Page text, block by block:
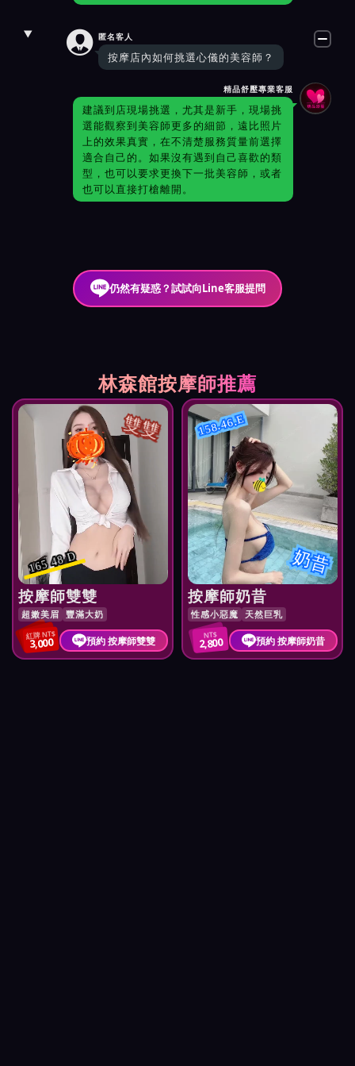
 匿名客人
按摩店內如何挑選心儀的美容師？
精品舒壓專業客服
建議到店現場挑選，尤其是新手，現場挑
選能觀察到美容師更多的細節，遠比照片
上的效果真實，在不清楚服務質量前選擇
適合自己的。如果沒有遇到自己喜歡的類
型，也可以要求更換下一批美容師，或者
也可以直接打槍離開。
仍然有疑惑？試試向Line客服提問
林森館按摩師推薦
雙雙
165 48 D
按摩師雙雙
超嫩美眉 豐滿大奶
紅牌 NT$
3,000 預約 按摩師雙雙
奶昔
158.46.E
按摩師奶昔
性感小惡魔 天然巨乳
NT$
2,800 預約 按摩師奶昔